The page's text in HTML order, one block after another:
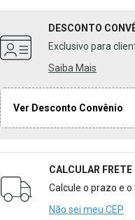
DESCONTO
Exclusivo para
Saiba Mais
Ver Desconto Convênio
Formulário para
CALCULAR FRETE
Calcule o prazo e
Não sei meu CEP